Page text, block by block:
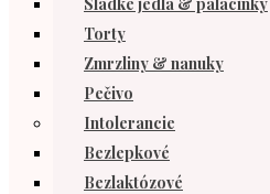
Torty
Zmrzliny & nanuky
Pečivo
Intolerancie
Bezlepkové
Bezlaktózové